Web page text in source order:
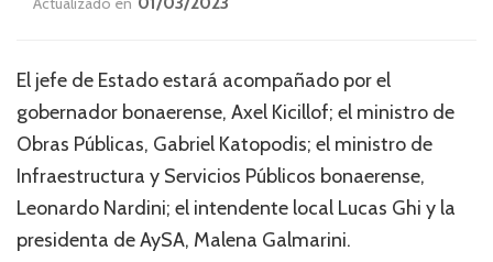
El jefe de Estado estará acompañado por el
gobernador bonaerense, Axel Kicillof; el ministro de
Obras Públicas, Gabriel Katopodis; el ministro de
Infraestructura y Servicios Públicos bonaerense,
Leonardo Nardini; el intendente local Lucas Ghi y la
presidenta de AySA, Malena Galmarini.